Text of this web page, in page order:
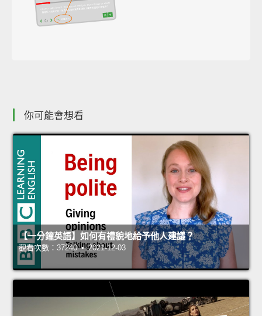
你可能會想看
【一分鐘英語】如何有禮貌地給予他人建議？
觀看次數：37240 • 2021-12-03